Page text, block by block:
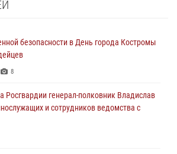
безопасности в День города Костромы
8
Росгвардии генерал-полковник Владислав
и сотрудников ведомства с